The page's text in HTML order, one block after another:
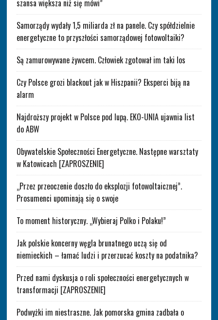
szansa większa niż się mówi”
Samorządy wydały 1,5 miliarda zł na panele. Czy spółdzielnie
energetyczne to przyszłości samorządowej fotowoltaiki?
Są zamurowywane żywcem. Człowiek zgotował im taki los
Czy Polsce grozi blackout jak w Hiszpanii? Eksperci biją na
alarm
Najdroższy projekt w Polsce pod lupą. EKO-UNIA ujawnia list
do ABW
Obywatelskie Społeczności Energetyczne. Następne warsztaty
w Katowicach [ZAPROSZENIE]
„Przez przeoczenie doszło do eksplozji fotowoltaicznej”.
Prosumenci upominają się o swoje
To moment historyczny. „Wybieraj Polko i Polaku!”
Jak polskie koncerny węgla brunatnego uczą się od
niemieckich – łamać ludzi i przerzucać koszty na podatnika?
Przed nami dyskusja o roli społeczności energetycznych w
transformacji [ZAPROSZENIE]
Podwyżki im niestraszne. Jak pomorska gmina zadbała o